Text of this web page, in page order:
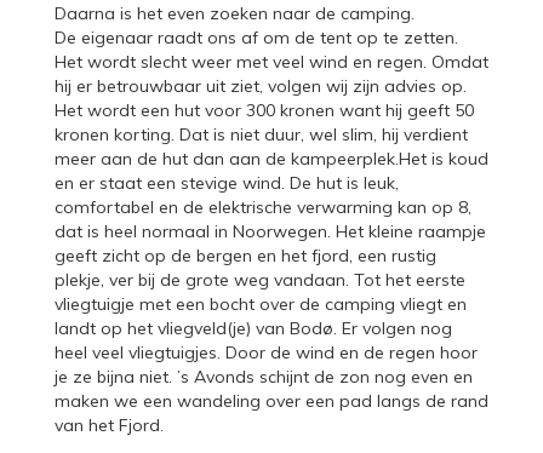
Daarna is het even zoeken naar de camping.
De eigenaar raadt ons af om de tent op te zetten.
Het wordt slecht weer met veel wind en regen. Omdat
hij er betrouwbaar uit ziet, volgen wij zijn advies op.
Het wordt een hut voor 300 kronen want hij geeft 50
kronen korting. Dat is niet duur, wel slim, hij verdient
meer aan de hut dan aan de kampeerplek.Het is koud
en er staat een stevige wind. De hut is leuk,
comfortabel en de elektrische verwarming kan op 8,
dat is heel normaal in Noorwegen. Het kleine raampje
geeft zicht op de bergen en het fjord, een rustig
plekje, ver bij de grote weg vandaan. Tot het eerste
vliegtuigje met een bocht over de camping vliegt en
landt op het vliegveld(je) van Bodø. Er volgen nog
heel veel vliegtuigjes. Door de wind en de regen hoor
je ze bijna niet. ’s Avonds schijnt de zon nog even en
maken we een wandeling over een pad langs de rand
van het Fjord.